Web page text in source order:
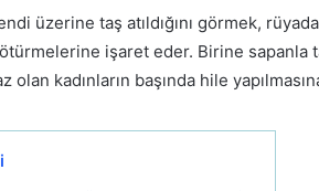
üzerine taş atıldığını görmek,
işaret eder. Birine sapanla
olan kadınların başında hile